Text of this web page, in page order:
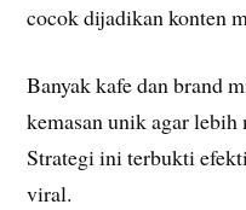
cocok dijadikan konten
Banyak kafe dan brand
kemasan unik agar
Strategi ini terbukti
viral.